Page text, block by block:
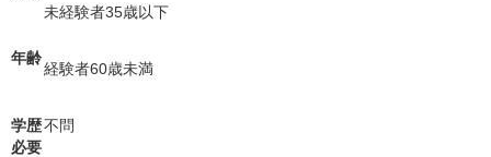
年齢
未経験者35歳以下
経験者60歳未満
学歴不問
必要